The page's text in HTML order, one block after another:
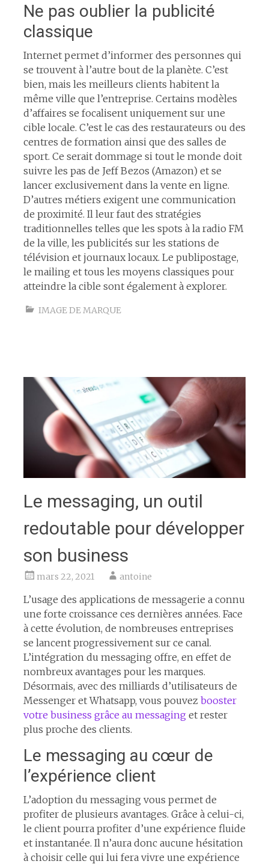
Ne pas oublier la publicité
classique
Internet permet d’informer des personnes qui
se trouvent à l’autre bout de la planète. C’est
bien, mais les meilleurs clients habitent la
même ville que l’entreprise. Certains modèles
d’affaires se focalisent uniquement sur une
cible locale. C’est le cas des restaurateurs ou des
centres de formation ainsi que des salles de
sport. Ce serait dommage si tout le monde doit
suivre les pas de Jeff Bezos (Amazon) et se
lancer exclusivement dans la vente en ligne.
D’autres métiers exigent une communication
de proximité. Il leur faut des stratégies
traditionnelles telles que les spots à la radio FM
de la ville, les publicités sur les stations de
télévision et journaux locaux. Le publipostage,
le mailing et tous les moyens classiques pour
atteindre la cible sont également à explorer.
IMAGE DE MARQUE
Le messaging, un outil
redoutable pour développer
son business
mars 22, 2021 antoine
L’usage des applications de messagerie a connu
une forte croissance ces dernières années. Face
à cette évolution, de nombreuses entreprises
se lancent progressivement sur ce canal.
L’intégration du messaging offre, en effet de
nombreux avantages pour les marques.
Désormais, avec des milliards d’utilisateurs de
Messenger et Whatsapp, vous pouvez booster
votre business grâce au messaging et rester
plus proche des clients.
Le messaging au cœur de
l’expérience client
L’adoption du messaging vous permet de
profiter de plusieurs avantages. Grâce à celui-ci,
le client pourra profiter d’une expérience fluide
et instantanée. Il n’aura donc aucune hésitation
à choisir celle qui lui fera vivre une expérience